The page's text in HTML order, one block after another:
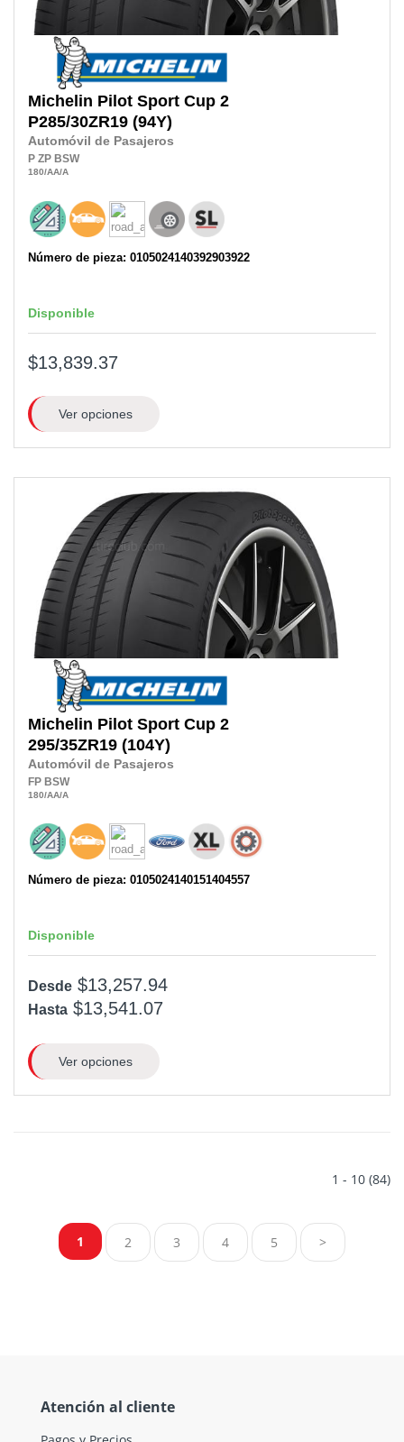
Michelin Pilot Sport Cup 2
P285/30ZR19 (94Y)
Automóvil de Pasajeros
P ZP BSW
180/AA/A
Número de pieza: 0105024140392903922
Disponible
$13,839.37
Ver opciones
Michelin Pilot Sport Cup 2
295/35ZR19 (104Y)
Automóvil de Pasajeros
FP BSW
180/AA/A
Número de pieza: 0105024140151404557
Disponible
Desde $13,257.94
Hasta $13,541.07
Ver opciones
1 - 10 (84)
1 2 3 4 5 >
Atención al cliente